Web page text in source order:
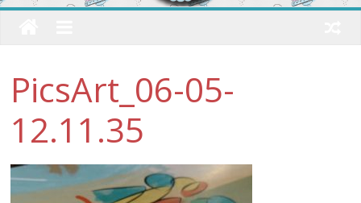
PicsArt_06-05-
12.11.35